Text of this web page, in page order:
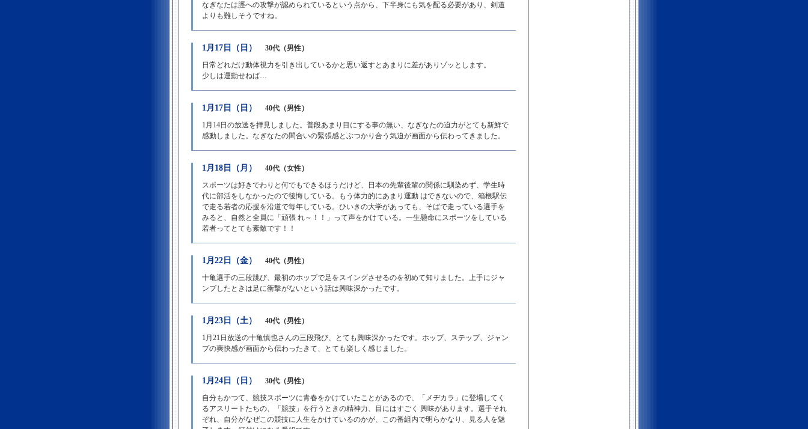
なぎなたは脛への攻撃が認められているという点から、下半身にも気を配る必要があり、剣道
よりも難しそうですね。
1月17日（日） 30代（男性）
日常どれだけ動体視力を引き出しているかと思い返すとあまりに差がありゾッとします。
少しは運動せねば…
1月17日（日） 40代（男性）
1月14日の放送を拝見しました。普段あまり目にする事の無い、なぎなたの迫力がとても新鮮で
感動しました。なぎなたの間合いの緊張感とぶつかり合う気迫が画面から伝わってきました。
1月18日（月） 40代（女性）
スポーツは好きでわりと何でもできるほうだけど、日本の先輩後輩の関係に馴染めず、学生時
代に部活をしなかったので後悔している。もう体力的にあまり運動 はできないので、箱根駅伝
で走る若者の応援を沿道で毎年している。ひいきの大学があっても、そばで走っている選手を
みると、自然と全員に「頑張 れ～！！」って声をかけている。一生懸命にスポーツをしている
若者ってとても素敵です！！
1月22日（金） 40代（男性）
十亀選手の三段跳び、最初のホップで足をスイングさせるのを初めて知りました。上手にジャ
ンプしたときは足に衝撃がないという話は興味深かったです。
1月23日（土） 40代（男性）
1月21日放送の十亀慎也さんの三段飛び、とても興味深かったです。ホップ、ステップ、ジャン
プの爽快感が画面から伝わったきて、とても楽しく感じました。
1月24日（日） 30代（男性）
自分もかつて、競技スポーツに青春をかけていたことがあるので、「メヂカラ」に登場してく
るアスリートたちの、「競技」を行うときの精神力、目にはすごく 興味があります。選手それ
ぞれ、自分がなぜこの競技に人生をかけているのかが、この番組内で明らかなり、見る人を魅